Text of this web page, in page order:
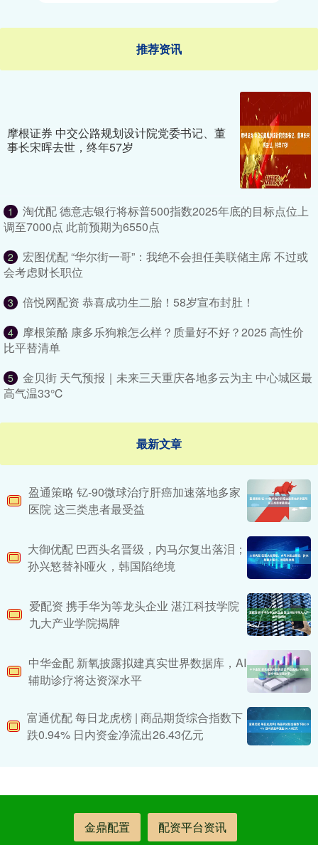
推荐资讯
摩根证券 中交公路规划设计院党委书记、董
事长宋晖去世，终年57岁
1
淘优配 德意志银行将标普500指数2025年底的目标点位上
调至7000点 此前预期为6550点
2
宏图优配 “华尔街一哥”：我绝不会担任美联储主席 不过或
会考虑财长职位
3 倍悦网配资 恭喜成功生二胎！58岁宣布封肚！
4
摩根策酪 康多乐狗粮怎么样？质量好不好？2025 高性价
比平替清单
5
金贝街 天气预报｜未来三天重庆各地多云为主 中心城区最
高气温33℃
最新文章
盈通策略 钇-90微球治疗肝癌加速落地多家
医院 这三类患者最受益
大御优配 巴西头名晋级，内马尔复出落泪；
孙兴慜替补哑火，韩国陷绝境
爱配资 携手华为等龙头企业 湛江科技学院
九大产业学院揭牌
中华金配 新氧披露拟建真实世界数据库，AI
辅助诊疗将达资深水平
富通优配 每日龙虎榜 | 商品期货综合指数下
跌0.94% 日内资金净流出26.43亿元
金鼎配置 配资平台资讯